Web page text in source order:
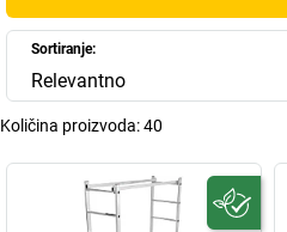
Sortiranje:
Relevantno
Količina proizvoda:40